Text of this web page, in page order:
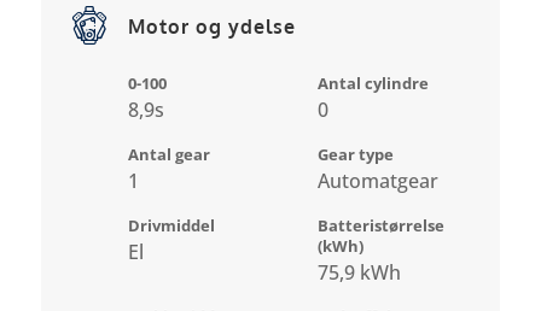
Motor og ydelse
0-100
8,9s
Antal cylindre
0
Antal gear
1
Gear type
Automatgear
Drivmiddel
El
Batteristørrelse
(kWh)
75,9 kWh